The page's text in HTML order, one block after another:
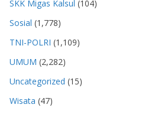
SKK Migas Kalsul (104)
Sosial (1,778)
TNI-POLRI (1,109)
UMUM (2,282)
Uncategorized (15)
Wisata (47)